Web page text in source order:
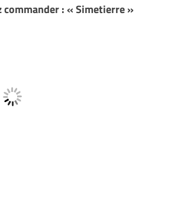
: « Simetierre »